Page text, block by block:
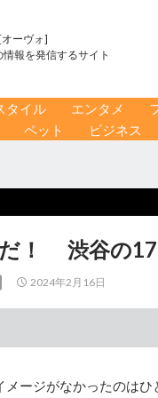
ーヴォ]
情報を発信するサイト
タイル エンタメ
ペット ビジネス
だ！ 渋谷の
2024年2月16日
ージがなかったのは